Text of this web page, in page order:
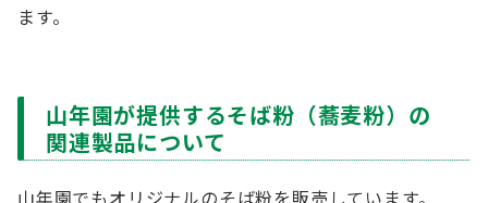
ます。
山年園が提供するそば粉（蕎麦粉）の
関連製品について
山年園でもオリジナルのそば粉を販売しています。